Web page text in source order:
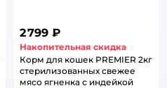
2 799 ₽
Накопительная скидка
Корм для кошек PREMIER 2кг
стерилизованных свежее
мясо ягненка с индейкой